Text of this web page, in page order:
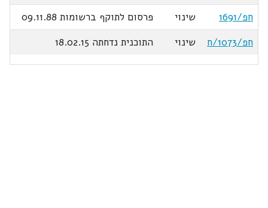
חפ/1691
שינוי
פרסום לתוקף ברשומות 09.11.88
חפ/1073/ח
שינוי התוכנית נדחתה 18.02.15